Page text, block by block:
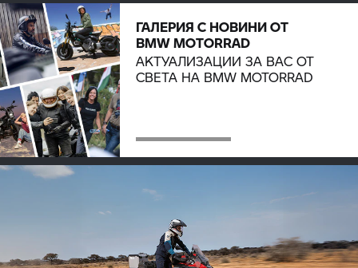
ГАЛЕРИЯ С НОВИНИ ОТ
BMW MOTORRAD
АКТУАЛИЗАЦИИ ЗА ВАС ОТ
СВЕТА НА BMW MOTORRAD